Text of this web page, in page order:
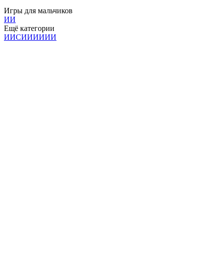
Игры для мальчиков
ИИ
Ещё категории
ИИСИИИИИИ